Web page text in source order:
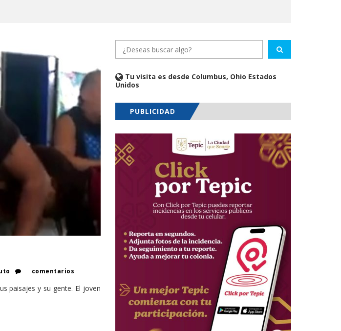
comentarios
paisajes y su gente. El joven
Tu visita es desde Columbus, Ohio Estados
Unidos
PUBLICIDAD